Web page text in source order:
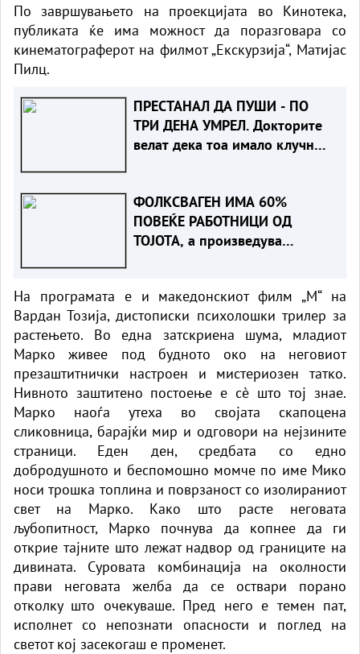
По завршувањето на проекцијата во Кинотека,
публиката ќе има можност да поразговара со
кинематограферот на филмот „Екскурзија“, Матијас
Пилц.
ПРЕСТАНАЛ ДА ПУШИ - ПО
ТРИ ДЕНА УМРЕЛ. Докторите
велат дека тоа имало клучно
ФОЛКСВАГЕН ИМА 60%
ПОВЕЌЕ РАБОТНИЦИ ОД
ТОЈОТА, а произведува
На програмата е и македонскиот филм „М“ на
Вардан Тозија, дистописки психолошки трилер за
растењето. Во една затскриена шума, младиот
Марко живее под будното око на неговиот
презаштитнички настроен и мистериозен татко.
Нивното заштитено постоење е сè што тој знае.
Марко наоѓа утеха во својата скапоцена
сликовница, барајќи мир и одговори на нејзините
страници. Еден ден, средбата со едно
добродушното и беспомошно момче по име Мико
носи трошка топлина и поврзаност со изолираниот
свет на Марко. Како што расте неговата
љубопитност, Марко почнува да копнее да ги
открие тајните што лежат надвор од границите на
дивината. Суровата комбинација на околности
прави неговата желба да се оствари порано
отколку што очекуваше. Пред него е темен пат,
исполнет со непознати опасности и поглед на
светот кој засекогаш е променет.